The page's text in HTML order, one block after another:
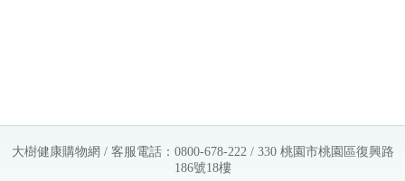
大樹健康購物網 / 客服電話：0800-678-222 / 330 桃園市桃園區復興路
186號18樓